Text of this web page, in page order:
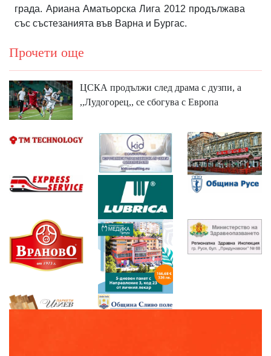
града. Ариана Аматьорска Лига 2012 продължава
със състезанията във Варна и Бургас.
Прочети още
ЦСКА продължи след драма с дузпи, а
,,Лудогорец,, се сбогува с Европа